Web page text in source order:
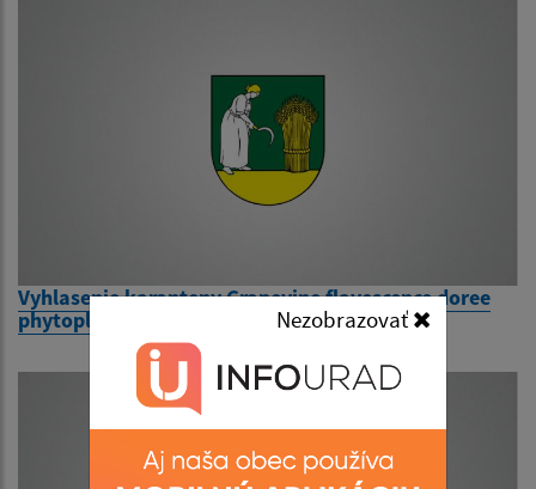
Nezobrazovať
Vyhlasenie karanteny Grapevine flavescence doree
phytoplasma